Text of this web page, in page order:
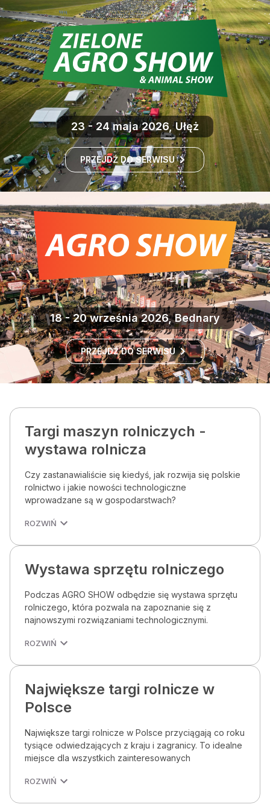
23 - 24 maja 2026, Ułęż
PRZEJDŹ DO SERWISU
18 - 20 września 2026, Bednary
PRZEJDŹ DO SERWISU
Targi maszyn rolniczych -
wystawa rolnicza
Czy zastanawialiście się kiedyś, jak rozwija się polskie
rolnictwo i jakie nowości technologiczne
wprowadzane są w gospodarstwach?
ROZWIŃ
Wystawa sprzętu rolniczego
Podczas AGRO SHOW odbędzie się wystawa sprzętu
rolniczego, która pozwala na zapoznanie się z
najnowszymi rozwiązaniami technologicznymi.
ROZWIŃ
Największe targi rolnicze w
Polsce
Największe targi rolnicze w Polsce przyciągają co roku
tysiące odwiedzających z kraju i zagranicy. To idealne
miejsce dla wszystkich zainteresowanych
ROZWIŃ